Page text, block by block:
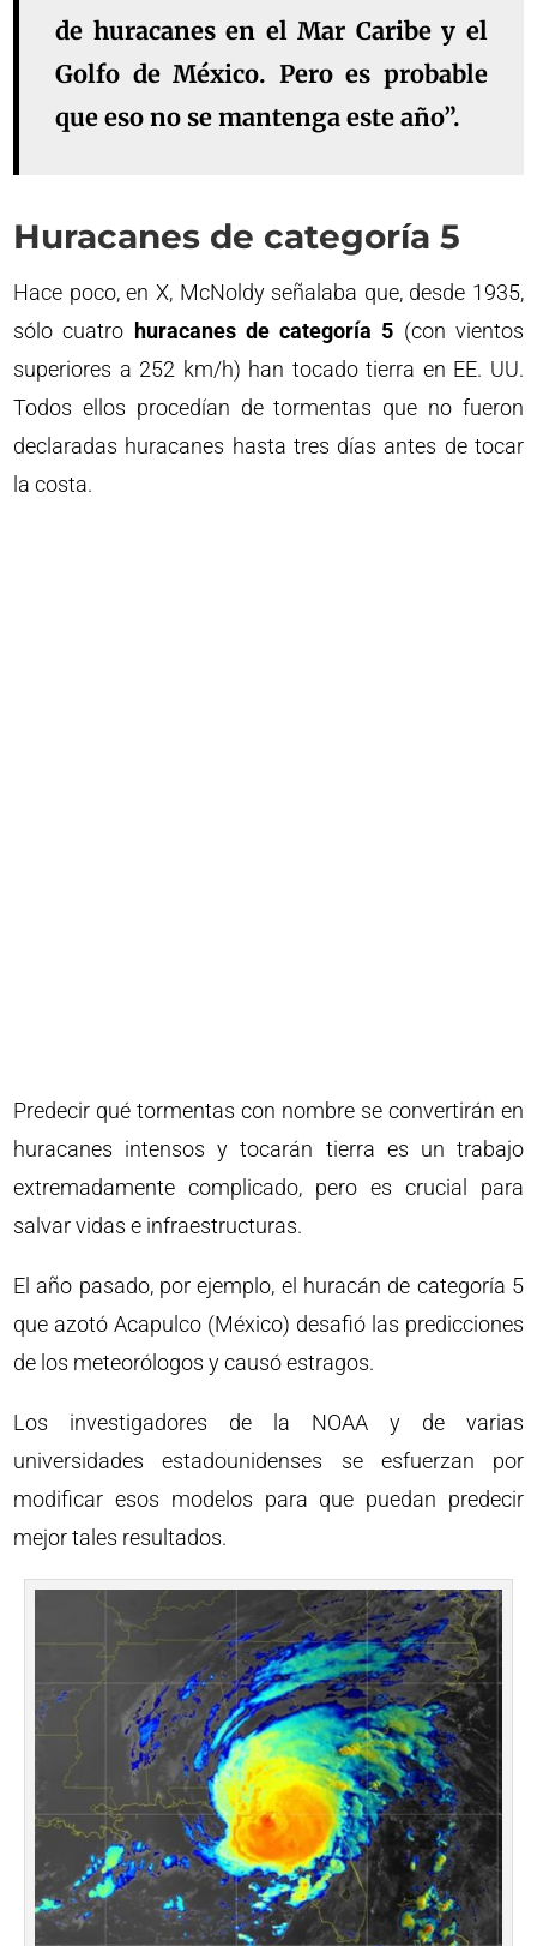
de huracanes en el Mar Caribe y el
Golfo de México. Pero es probable
que eso no se mantenga este año”.
Huracanes de categoría 5
Hace poco, en X, McNoldy señalaba que, desde 1935,
sólo cuatro huracanes de categoría 5 (con vientos
superiores a 252 km/h) han tocado tierra en EE. UU.
Todos ellos procedían de tormentas que no fueron
declaradas huracanes hasta tres días antes de tocar
la costa.
Predecir qué tormentas con nombre se convertirán en
huracanes intensos y tocarán tierra es un trabajo
extremadamente complicado, pero es crucial para
salvar vidas e infraestructuras.
El año pasado, por ejemplo, el huracán de categoría 5
que azotó Acapulco (México) desafió las predicciones
de los meteorólogos y causó estragos.
Los investigadores de la NOAA y de varias
universidades estadounidenses se esfuerzan por
modificar esos modelos para que puedan predecir
mejor tales resultados.